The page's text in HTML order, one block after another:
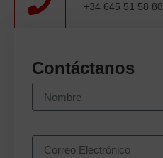
+34 645 51 58 88
Contáctanos